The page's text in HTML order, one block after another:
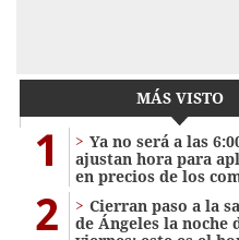
MÁS VISTO
1
Ya no será a las
ajustan hora para
en precios de los
2
Cierran paso a la
de Ángeles la noche